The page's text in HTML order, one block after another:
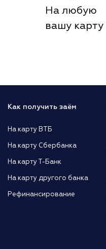
На любую
вашу карту
Как получить заём
На карту ВТБ
На карту Сбербанка
На карту Т-Банк
На карту другого банка
Рефинансирование